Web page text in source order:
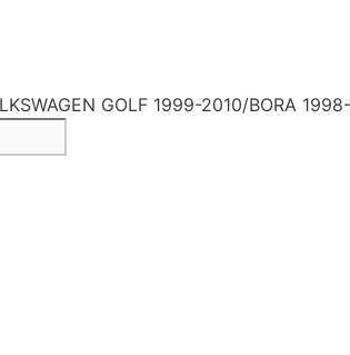
GOLF 1999-2010/BORA